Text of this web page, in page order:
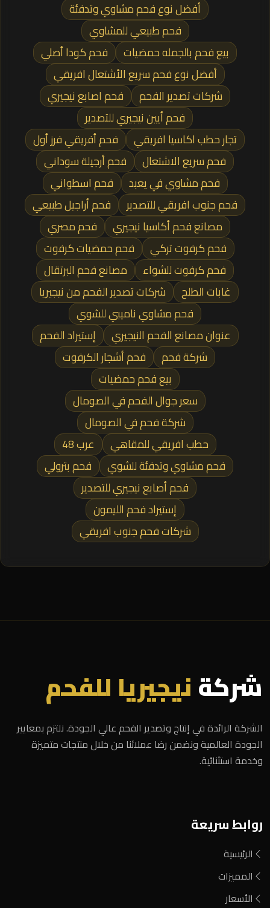
أفضل نوع فحم مشاوي وتدفئة
فحم طبيعي للمشاوي
بيع فحم بالجمله حمضيات
فحم كودا أصلي
أفضل نوع فحم سريع الأشتعال افريقي
شركات تصدير الفحم
فحم اصابع نيجيري
فحم أيين نيجيري للتصدير
تجار حطب اكاسيا افريقي
فحم أفريقي فرز أول
فحم سريع الاشتعال
فحم أرجيلة سوداني
فحم مشاوي في يعبد
فحم اسطواني
فحم جنوب افريقي للتصدير
فحم أراجيل طبيعي
مصانع فحم أكاسيا نيجيري
فحم مصري
فحم كرفوت تركي
فحم حمضيات كرفوت
فحم كرفوت للشواء
مصانع فحم البرتقال
غابات الطلح
شركات تصدير الفحم من نيجيريا
فحم مشاوي ناميبي للشوي
عنوان مصانع الفحم النيجيري
إستيراد الفحم
شركة فحم
فحم أشجار الكرفوت
بيع فحم حمضيات
سعر جوال الفحم في الصومال
شركة فحم في الصومال
حطب افريقي للمقاهي
عرب 48
فحم مشاوي وتدفئة للشوي
فحم بترولي
فحم أصابع نيجيري للتصدير
إستيراد فحم الليمون
شركات فحم جنوب افريقي
شركةنيجيريا للفحم
الشركة الرائدة في إنتاج وتصدير الفحم عالي الجودة. نلتزم بمعايير
الجودة العالمية ونضمن رضا عملائنا من خلال منتجات متميزة
وخدمة استثنائية.
روابط سريعة
الرئيسية
المميزات
الأسعار